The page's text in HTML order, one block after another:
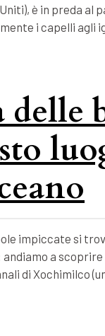
è in preda al
i capelli agli
delle
impiccate si
a
di Xochimilco